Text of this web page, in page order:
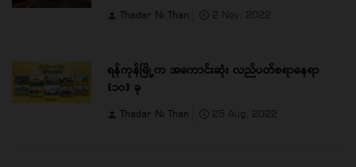
Thadar Ni Than 2 Nov, 2022
ရန်ကုန်မြို့က အကောင်းဆုံး လည်ပတ်စရာနေရာ
(၁၀) ခု
Thadar Ni Than 25 Aug, 2022